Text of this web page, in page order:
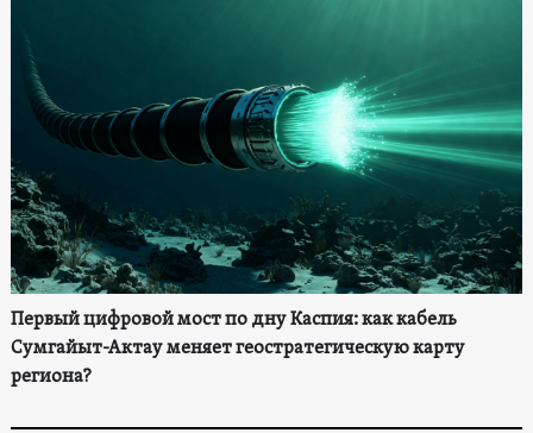
Первый цифровой мост по дну Каспия: как кабель
Сумгайыт-Актау меняет геостратегическую карту
региона?